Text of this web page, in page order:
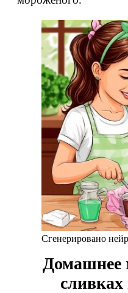
Сгенерировано
Домашнее